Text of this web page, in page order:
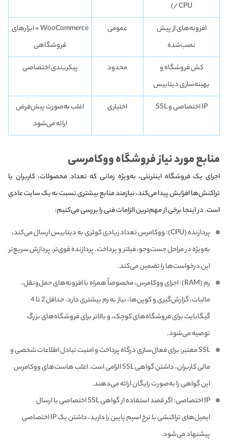
/ CPU)
افزونه‌های از پیش
نصب‌شده
عمومی
WooCommerce + ابزارهای
فروشگاهی
کش فروشگاه و
بهینه‌سازی دیتابیس
محدود پیکربندی اختصاصی
IP اختصاصی و SSL اختیاری
اغلب به‌صورت پیش‌فرض
ارائه می‌شود
منابع مورد نیاز فروشگاه ووکامرسی
اجرای یک فروشگاه اینترنتی، به‌ویژه زمانی که تعداد محصولات، کاربران یا
تراکنش‌ها افزایش پیدا می‌کند، نیازمند منابع بیشتری نسبت به یک سایت عادی
است. در اینجا برخی از مهم‌ترین الزامات فنی را بررسی می‌کنیم:
پردازنده (CPU): ووکامرس تعداد زیادی کوئری به دیتابیس ارسال می‌کند،
به‌ویژه در مراحل جست‌وجو، فیلتر و پرداخت. پردازنده قوی‌تر، پردازش سریع‌تر
این درخواست‌ها را تضمین می‌کند.
رم (RAM): اجرای ووکامرس، مخصوصاً همراه با افزونه‌های حمل‌ونقل،
مالیات، گزارش‌گیری و کوپن‌ها، نیاز به رم بیشتری دارد. حداقل 2 تا 4
گیگابایت برای فروشگاه‌های کوچک، و بالاتر برای فروشگاه‌های بزرگ
توصیه می‌شود.
SSL معتبر: برای فعال‌سازی درگاه پرداخت و امنیت تبادل اطلاعات شخصی و
مالی کاربران، داشتن گواهی SSL الزامی است. اغلب هاست‌های ووکامرس
این گواهی را به‌صورت رایگان ارائه می‌دهند.
IP اختصاصی: اگر قصد استفاده از گواهی SSL اختصاصی یا ارسال
ایمیل‌های تراکنشی با نرخ اسپم پایین را دارید، داشتن یک IP اختصاصی
پیشنهاد می‌شود.